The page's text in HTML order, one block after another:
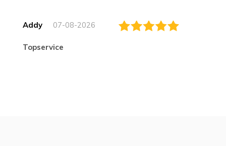
Addy 07-08-2026
topservice